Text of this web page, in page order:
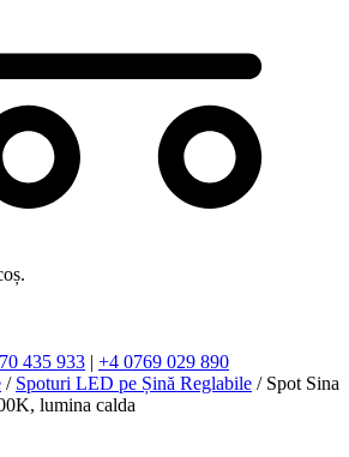
435 933 | +4 0769 029 890
/ Spoturi LED pe Șină Reglabile / Spot Sina
lumina calda